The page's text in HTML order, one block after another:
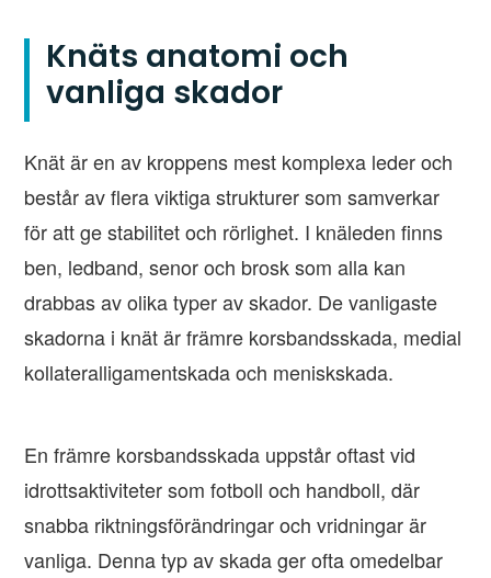
Knäts anatomi och
vanliga skador
Knät är en av kroppens mest komplexa leder och
består av flera viktiga strukturer som samverkar
för att ge stabilitet och rörlighet. I knäleden finns
ben, ledband, senor och brosk som alla kan
drabbas av olika typer av skador. De vanligaste
skadorna i knät är främre korsbandsskada, medial
kollateralligamentskada och meniskskada.
En främre korsbandsskada uppstår oftast vid
idrottsaktiviteter som fotboll och handboll, där
snabba riktningsförändringar och vridningar är
vanliga. Denna typ av skada ger ofta omedelbar